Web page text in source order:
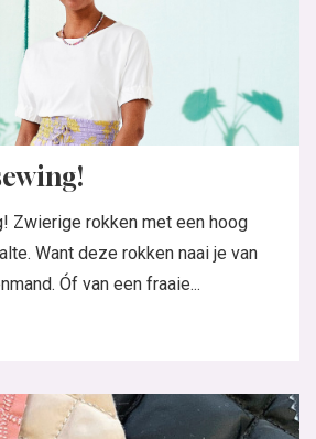
Zwierige rokken met een hoog
Want deze rokken naai je van
Óf van een fraaie...